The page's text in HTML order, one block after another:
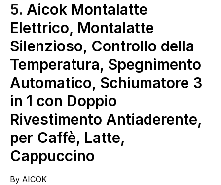
5. Aicok Montalatte
Elettrico, Montalatte
Silenzioso, Controllo della
Temperatura, Spegnimento
Automatico, Schiumatore 3
in 1 con Doppio
Rivestimento Antiaderente,
per Caffè, Latte,
Cappuccino
By AICOK